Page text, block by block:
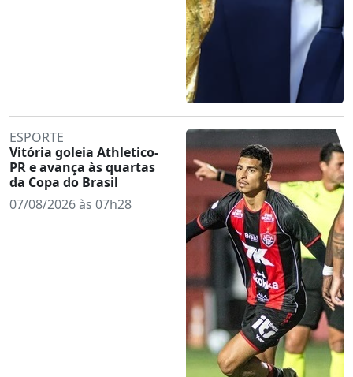
ESPORTE
Vitória goleia Athletico-
PR e avança às quartas
da Copa do Brasil
07/08/2026 às 07h28